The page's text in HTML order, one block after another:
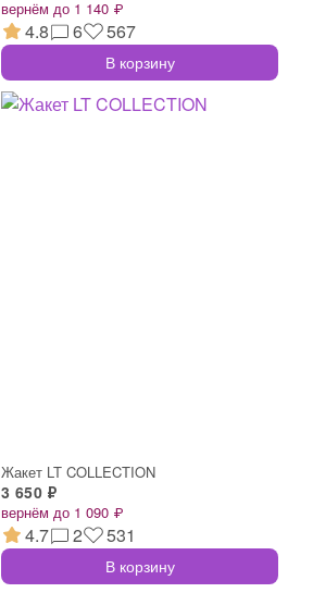
вернём до 1 140 ₽
4.8 6 567
В корзину
Жакет LT COLLECTION
3 650 ₽
вернём до 1 090 ₽
4.7 2 531
В корзину